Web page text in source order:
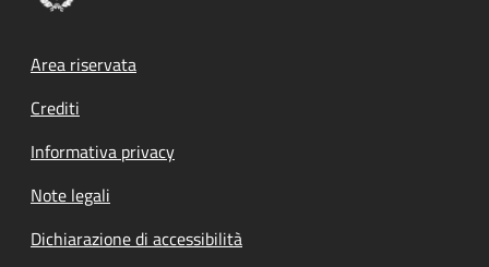
Footer menu
Area riservata
Crediti
Informativa privacy
Note legali
Dichiarazione di accessibilità